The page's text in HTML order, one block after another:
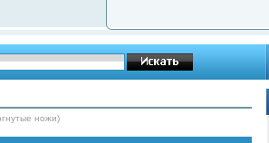
ножи)